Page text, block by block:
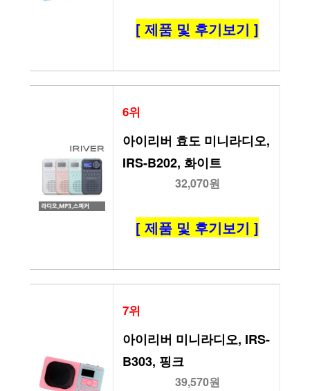
[ 제품 및 후기보기 ]
6위
아이리버 효도 미니라디오,
IRS-B202, 화이트
32,070원
[ 제품 및 후기보기 ]
7위
아이리버 미니라디오, IRS-
B303, 핑크
39,570원